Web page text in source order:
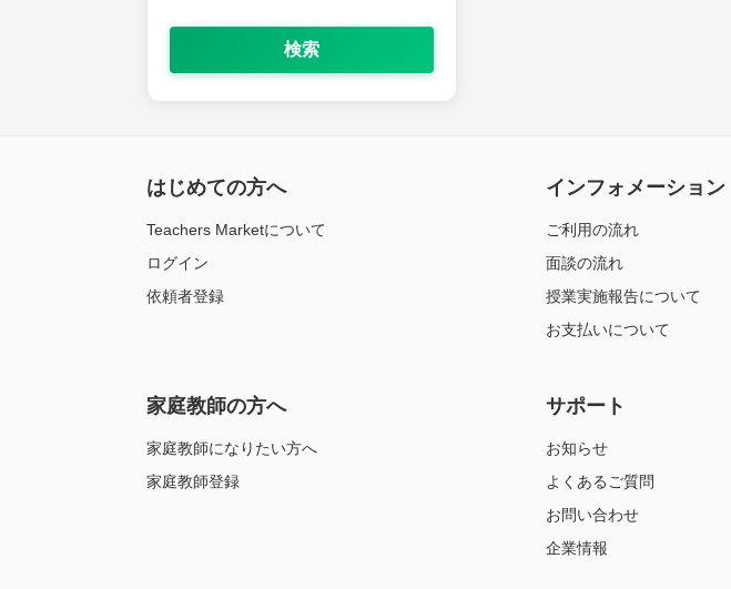
検索
はじめての方へ
Teachers Marketについて
ログイン
依頼者登録
インフォメーション
ご利用の流れ
面談の流れ
授業実施報告について
お支払いについて
家庭教師の方へ
家庭教師になりたい方へ
家庭教師登録
サポート
お知らせ
よくあるご質問
お問い合わせ
企業情報